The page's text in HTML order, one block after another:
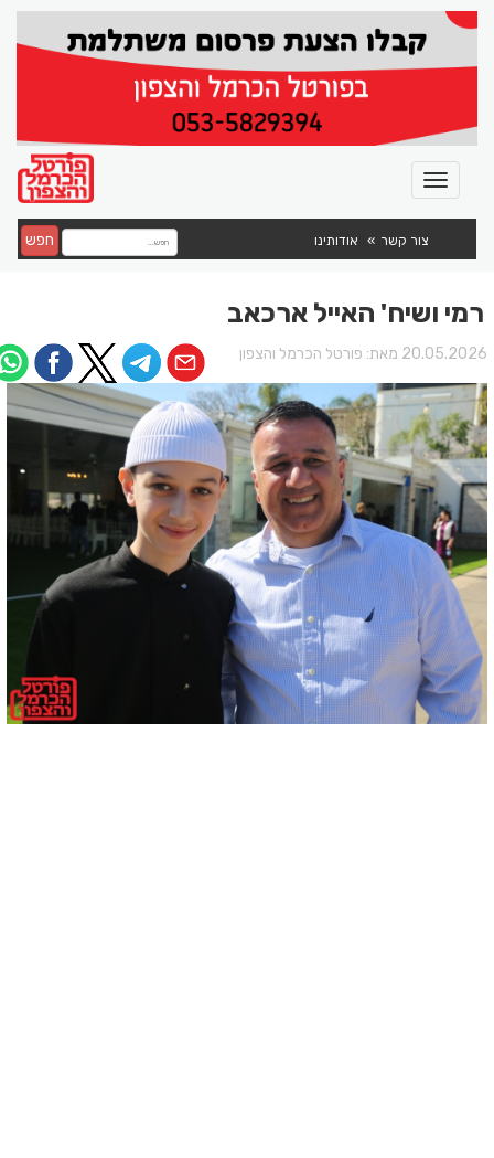
צור קשר אודותינו חפש
רמי ושיח' האייל ארכאב
מאת: פורטל הכרמל והצפון